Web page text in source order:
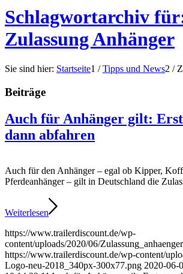
Schlagwortarchiv
Zulassung Anhänger
Sie sind hier: Startseite1 / Tipps und News2 /
Beiträge
Auch für Anhänger gilt:
dann abfahren
Auch für den Anhänger – egal ob Kipper,
Pferdeanhänger – gilt in Deutschland die
Weiterlesen
https://www.trailerdiscount.de/wp-
content/uploads/2020/06/
https://www.trailerdiscount.de/wp-content/
Logo-neu-2018_340px-300x77.png 2020-06-